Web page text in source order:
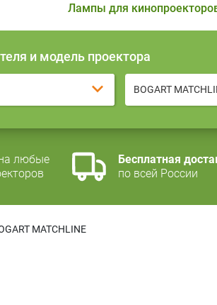
Лампы для
и модель проектора
BOGART
любые
Бесплатная
по всей России
MATCHLINE